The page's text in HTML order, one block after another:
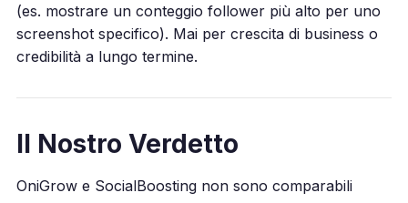
(es. mostrare un conteggio follower più alto per uno
screenshot specifico). Mai per crescita di business o
credibilità a lungo termine.
Il Nostro Verdetto
OniGrow e SocialBoosting non sono comparabili